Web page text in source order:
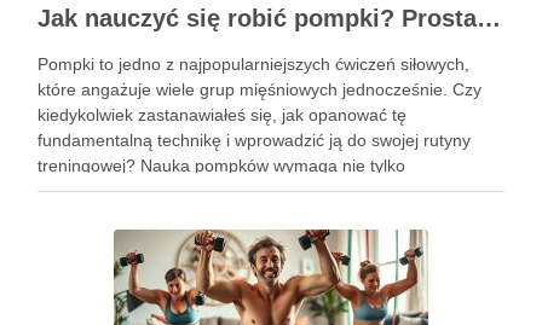
Jak nauczyć się robić pompki? Prosta technika dla początkujących
Pompki to jedno z najpopularniejszych ćwiczeń siłowych,
które angażuje wiele grup mięśniowych jednocześnie. Czy
kiedykolwiek zastanawiałeś się, jak opanować tę
fundamentalną technikę i wprowadzić ją do swojej rutyny
treningowej? Nauka pompków wymaga nie tylko
determinacji, ale także zrozumienia poprawnej formy i